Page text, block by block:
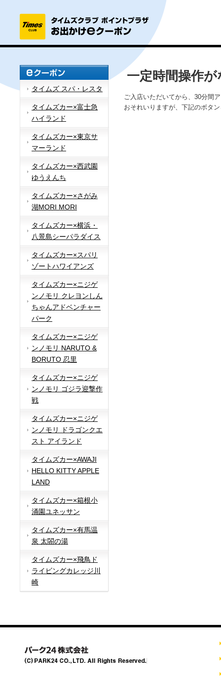
タイムズ スパ・レスタ
タイムズカー×富士急
ハイランド
タイムズカー×東京サ
マーランド
タイムズカー×西武園
ゆうえんち
タイムズカー×さがみ
湖MORI MORI
タイムズカー×横浜・
八景島シーパラダイス
タイムズカー×スパリ
ゾートハワイアンズ
タイムズカー×ニジゲ
ンノモリ クレヨンしん
ちゃんアドベンチャー
パーク
タイムズカー×ニジゲ
ンノモリ NARUTO &
BORUTO 忍里
タイムズカー×ニジゲ
ンノモリ ゴジラ迎撃作
戦
タイムズカー×ニジゲ
ンノモリ ドラゴンクエ
スト アイランド
タイムズカー×AWAJI
HELLO KITTY APPLE
LAND
タイムズカー×箱根小
涌園ユネッサン
タイムズカー×有馬温
泉 太閤の湯
タイムズカー×飛鳥ド
ライビングカレッジ川
崎
一定時間操作
ご入店いただいてから、30分間
おそれいりますが、下記のボタ